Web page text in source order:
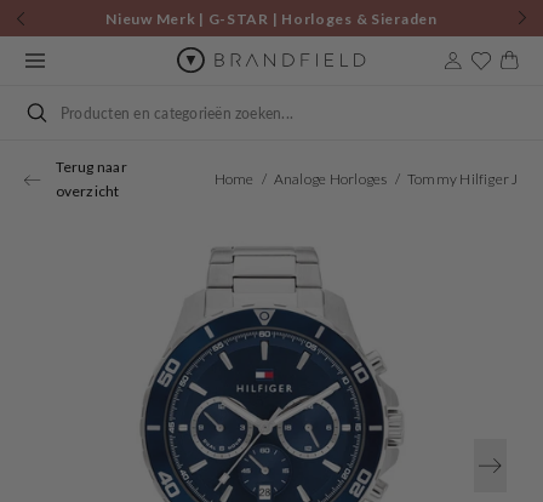
Skip to
content
Nieuw Merk | G-STAR | Horloges & Sieraden
Cart
Search
Terug naar
overzicht
Home Analoge Horloges
Open
media